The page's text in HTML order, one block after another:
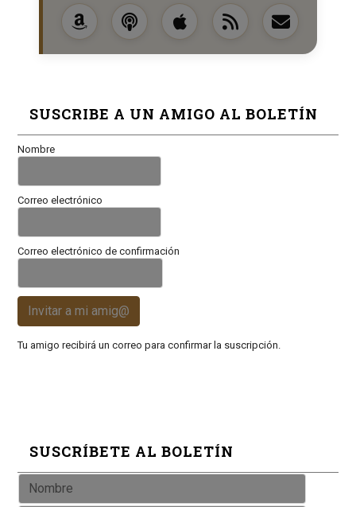
SUSCRIBE A UN AMIGO AL BOLETÍN
Nombre
Correo electrónico
Correo electrónico de confirmación
Invitar a mi amig@
Tu amigo recibirá un correo para confirmar la suscripción.
SUSCRÍBETE AL BOLETÍN